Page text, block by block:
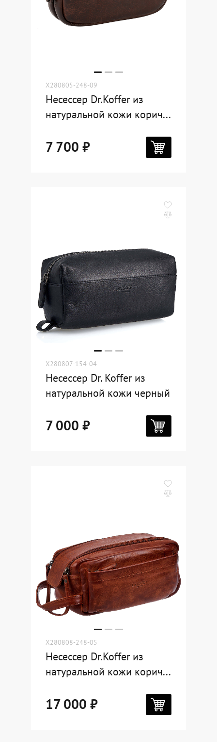
X280805-248-09
Несессер Dr.Koffer из
натуральной кожи корич...
7 700 ₽
X280807-154-04
Несессер Dr. Koffer из
натуральной кожи черный
7 000 ₽
X280808-248-05
Несессер Dr.Koffer из
натуральной кожи корич...
17 000 ₽